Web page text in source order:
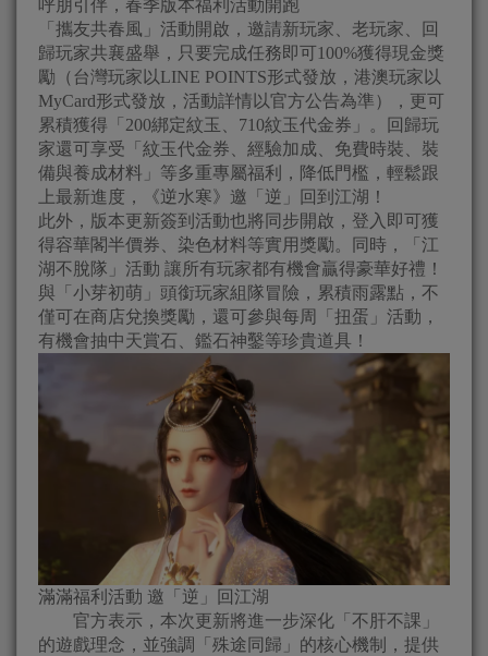
呼朋引伴，春季版本福利活動開跑
「攜友共春風」活動開啟，邀請新玩家、老玩家、回
歸玩家共襄盛舉，只要完成任務即可100%獲得現金獎
勵（台灣玩家以LINE POINTS形式發放，港澳玩家以
MyCard形式發放，活動詳情以官方公告為準），更可
累積獲得「200綁定紋玉、710紋玉代金券」。回歸玩
家還可享受「紋玉代金券、經驗加成、免費時裝、裝
備與養成材料」等多重專屬福利，降低門檻，輕鬆跟
上最新進度，《逆水寒》邀「逆」回到江湖！
此外，版本更新簽到活動也將同步開啟，登入即可獲
得容華閣半價券、染色材料等實用獎勵。同時，「江
湖不脫隊」活動 讓所有玩家都有機會贏得豪華好禮！
與「小芽初萌」頭銜玩家組隊冒險，累積雨露點，不
僅可在商店兌換獎勵，還可參與每周「扭蛋」活動，
有機會抽中天賞石、鑑石神鑿等珍貴道具！
滿滿福利活動 邀「逆」回江湖
官方表示，本次更新將進一步深化「不肝不課」
的遊戲理念，並強調「殊途同歸」的核心機制，提供